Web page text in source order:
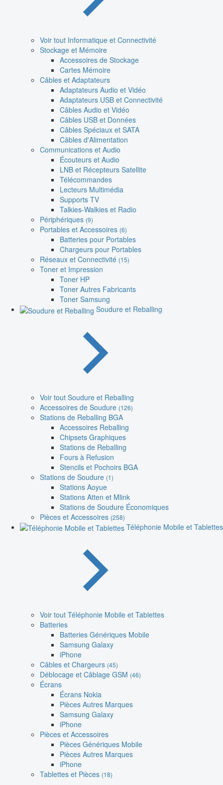
Voir tout Informatique et Connectivité
Stockage et Mémoire
Accessoires de Stockage
Cartes Mémoire
Câbles et Adaptateurs
Adaptateurs Audio et Vidéo
Adaptateurs USB et Connectivité
Câbles Audio et Vidéo
Câbles USB et Données
Câbles Spéciaux et SATA
Câbles d'Alimentation
Communications et Audio
Écouteurs et Audio
LNB et Récepteurs Satellite
Télécommandes
Lecteurs Multimédia
Supports TV
Talkies-Walkies et Radio
Périphériques (9)
Portables et Accessoires (6)
Batteries pour Portables
Chargeurs pour Portables
Réseaux et Connectivité (15)
Toner et Impression
Toner HP
Toner Autres Fabricants
Toner Samsung
Soudure et Reballing
Voir tout Soudure et Reballing
Accessoires de Soudure (126)
Stations de Reballing BGA
Accessoires Reballing
Chipsets Graphiques
Stations de Reballing
Fours à Refusion
Stencils et Pochoirs BGA
Stations de Soudure (1)
Stations Aoyue
Stations Atten et Mlink
Stations de Soudure Économiques
Pièces et Accessoires (258)
Téléphonie Mobile et Tablettes
Voir tout Téléphonie Mobile et Tablettes
Batteries
Batteries Génériques Mobile
Samsung Galaxy
iPhone
Câbles et Chargeurs (45)
Déblocage et Câblage GSM (46)
Écrans
Écrans Nokia
Pièces Autres Marques
Samsung Galaxy
iPhone
Pièces et Accessoires
Pièces Génériques Mobile
Pièces Autres Marques
iPhone
Tablettes et Pièces (18)